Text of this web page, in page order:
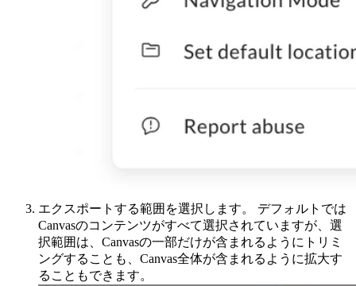
エクスポートする範囲を選択します。 デフォルトでは
Canvasのコンテンツがすべて選択されていますが、選
択範囲は、Canvasの一部だけが含まれるようにトリミ
ングすることも、Canvas全体が含まれるように拡大す
ることもできます。